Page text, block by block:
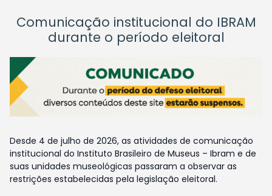
Comunicação institucional do IBRAM
durante o período eleitoral
Desde 4 de julho de 2026, as atividades de comunicação
institucional do Instituto Brasileiro de Museus – Ibram e de
suas unidades museológicas passaram a observar as
restrições estabelecidas pela legislação eleitoral.